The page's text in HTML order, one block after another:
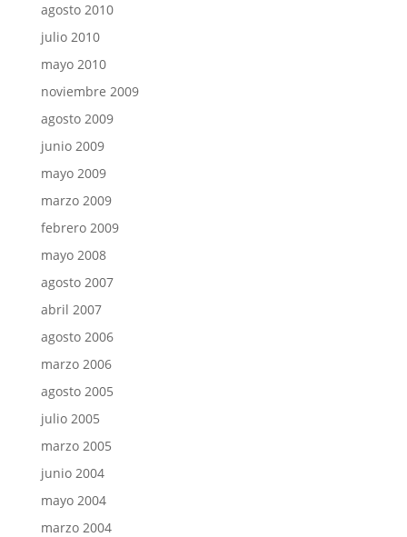
agosto 2010
julio 2010
mayo 2010
noviembre 2009
agosto 2009
junio 2009
mayo 2009
marzo 2009
febrero 2009
mayo 2008
agosto 2007
abril 2007
agosto 2006
marzo 2006
agosto 2005
julio 2005
marzo 2005
junio 2004
mayo 2004
marzo 2004